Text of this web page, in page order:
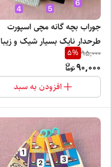
جوراب بچه گانه مچی اسپورت
طرحدار نایک بسیار شیک و زیبا
95,000
5%
90,000
افزودن به سبد